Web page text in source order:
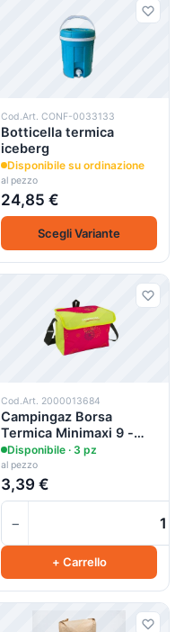
Cod.Art. CONF-0033133
Botticella termica
iceberg
Disponibile su ordinazione
al pezzo
24,85 €
Scegli Variante
Cod.Art. 2000013684
Campingaz Borsa
Termica Minimaxi 9 -
Pink Daisy
Disponibile · 3 pz
al pezzo
3,39 €
−
+ Carrello